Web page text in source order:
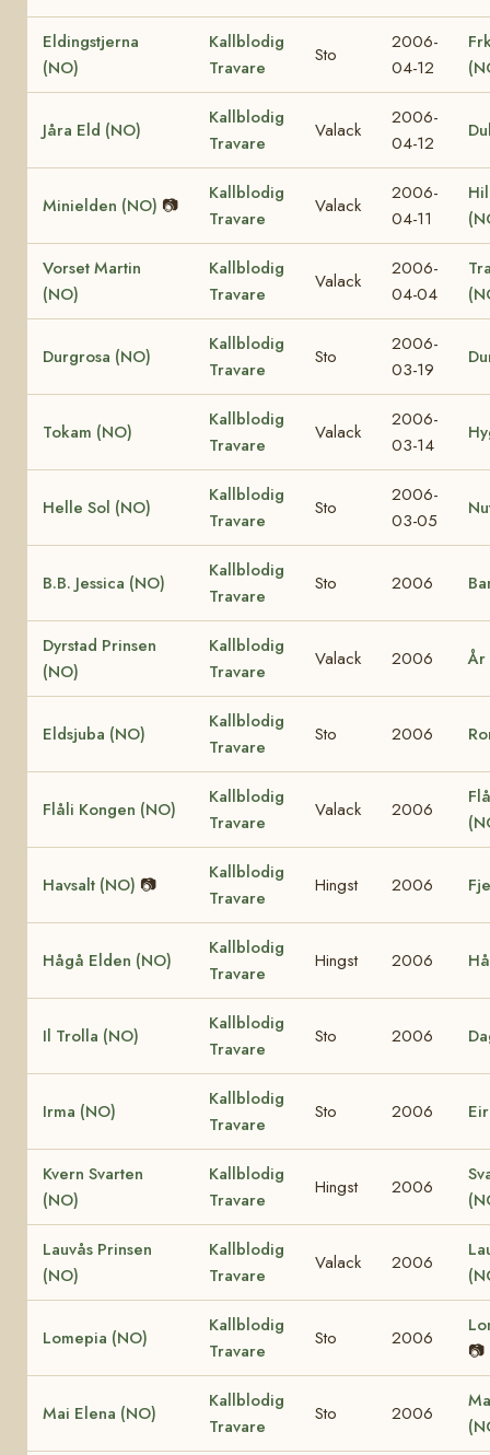
Eldingstjerna
(NO)
Kallblodig
Travare
Sto
2006-
04-12
Jåra Eld (NO)
Kallblodig
Travare
Valack
2006-
04-12
Minielden (NO) 📷
Kallblodig
Travare
Valack
2006-
04-11
Vorset Martin
(NO)
Kallblodig
Travare
Valack
2006-
04-04
Durgrosa (NO)
Kallblodig
Travare
Sto
2006-
03-19
Tokam (NO)
Kallblodig
Travare
Valack
2006-
03-14
Helle Sol (NO)
Kallblodig
Travare
Sto
2006-
03-05
B.B. Jessica (NO)
Kallblodig
Travare
Sto 2006
Dyrstad Prinsen
(NO)
Kallblodig
Travare
Valack 2006 År
Eldsjuba (NO)
Kallblodig
Travare
Sto 2006
Flåli Kongen (NO)
Kallblodig
Travare
Valack 2006
Havsalt (NO) 📷
Kallblodig
Travare
Hingst 2006
Hågå Elden (NO)
Kallblodig
Travare
Hingst 2006
Il Trolla (NO)
Kallblodig
Travare
Sto 2006
Irma (NO)
Kallblodig
Travare
Sto 2006
Kvern Svarten
(NO)
Kallblodig
Travare
Hingst 2006
Lauvås Prinsen
(NO)
Kallblodig
Travare
Valack 2006
Lomepia (NO)
Kallblodig
Travare
Sto 2006
📷
Mai Elena (NO)
Kallblodig
Travare
Sto 2006